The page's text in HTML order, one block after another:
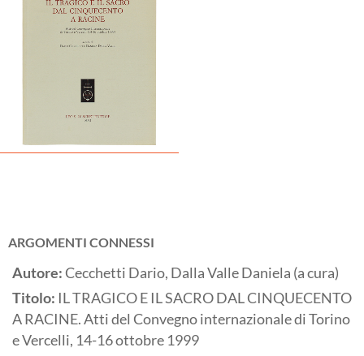
ARGOMENTI CONNESSI
Autore:Cecchetti Dario, Dalla Valle Daniela (a cura)
Titolo: IL TRAGICO E IL SACRO DAL CINQUECENTO
A RACINE. Atti del Convegno internazionale di Torino
e Vercelli, 14-16 ottobre 1999